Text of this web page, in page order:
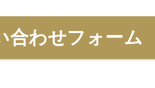
合わせフォーム